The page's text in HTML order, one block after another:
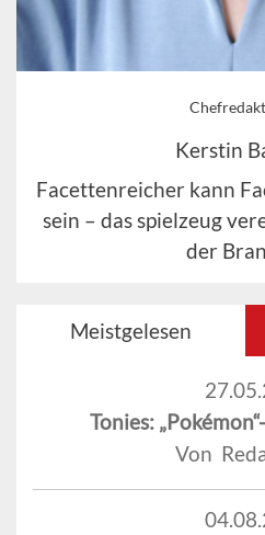
Kerstin
Facettenreicher kann
sein – das spielzeug
der
Meistgelesen
Tonies:
Von